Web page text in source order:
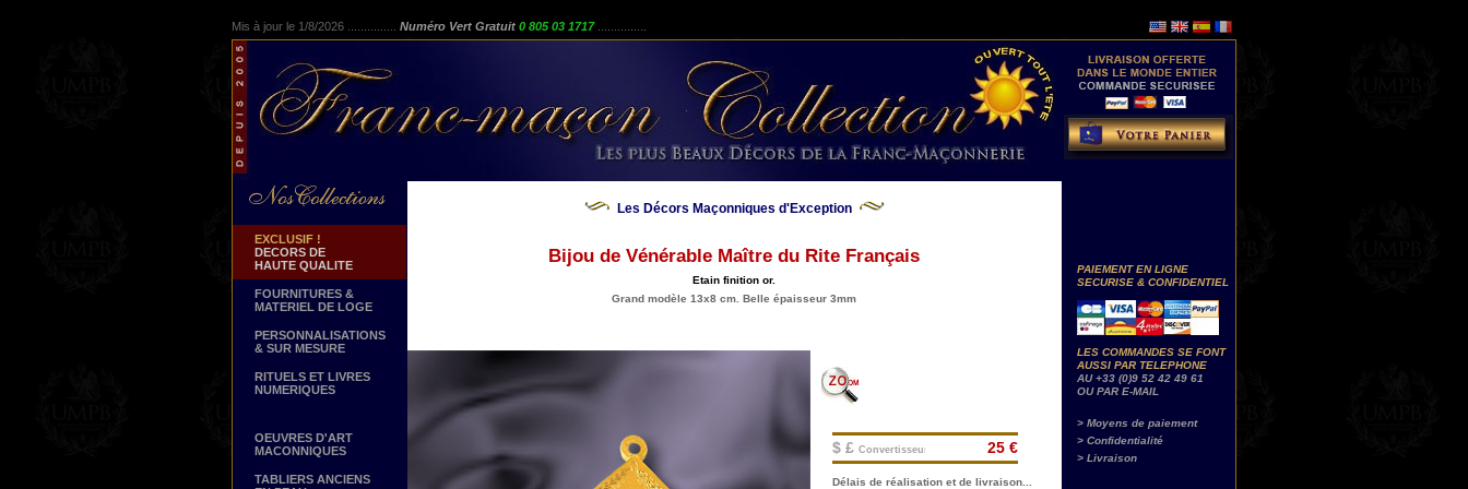
Mis à jour le 1/8/2026 ............... Numéro Vert Gratuit 0 805 03 1717
EXCLUSIF !
DECORS DE
HAUTE QUALITE
FOURNITURES &
MATERIEL DE LOGE
PERSONNALISATIONS
& SUR MESURE
RITUELS ET LIVRES
NUMERIQUES
OEUVRES D'ART
MACONNIQUES
TABLIERS ANCIENS
Les Décors Maçonniques d'Exception
Bijou de Vénérable Maître du Rite Français
Etain finition or.
Grand modèle 13x8 cm. Belle épaisseur 3mm
$ £ Convertisseur.
Délais de réalisation et de livraison...
25 €
PAIEMENT EN LIGNE
SECURISE & CONFIDENTIEL
LES COMMANDES SE FONT
AUSSI PAR TELEPHONE
AU +33 (0)9 52 42 49 61
OU PAR E-MAIL
> Moyens de paiement
> Confidentialité
> Livraison